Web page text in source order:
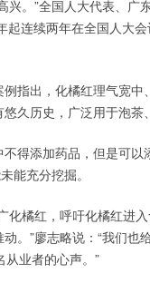
兴。”全国人大代表、广
连续两年在全国人大
指出，化橘红理气宽
久历史，广泛用于泡茶
得添加药品，但是可
能充分挖掘。
化橘红，呼吁化橘红进
。”廖志略说：“我们也
业者的心声。”